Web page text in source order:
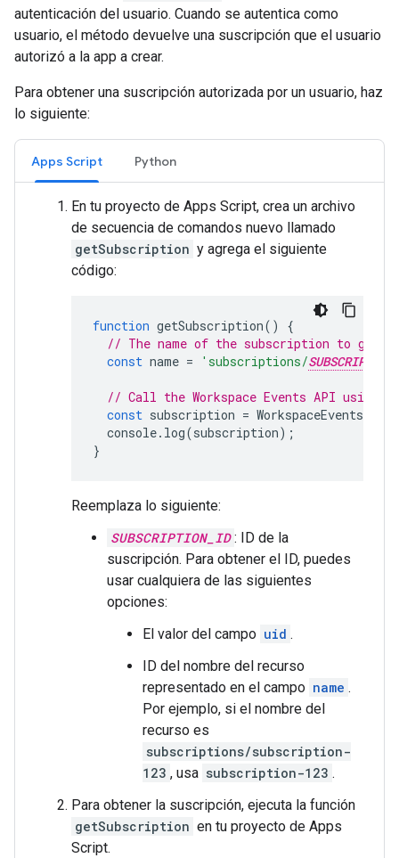
autenticación del usuario. Cuando se autentica como
usuario, el método devuelve una suscripción que el usuario
autorizó a la app a crear.
Para obtener una suscripción autorizada por un usuario, haz
lo siguiente:
Apps Script Python
En tu proyecto de Apps Script, crea un archivo
de secuencia de comandos nuevo llamado
getSubscription y agrega el siguiente
código:
function getSubscription()
{
// The name of the subscription to get.
const name = 'subscriptions/
// Call the Workspace Events API using
const subscription = WorkspaceEvents
console. log(subscription);
}
Reemplaza lo siguiente:
SUBSCRIPTION_ID : ID de la
suscripción. Para obtener el ID, puedes
usar cualquiera de las siguientes
opciones:
El valor del campo uid .
ID del nombre del recurso
representado en el campo name .
Por ejemplo, si el nombre del
recurso es
subscriptions/subscription-
123 , usa subscription-123 .
Para obtener la suscripción, ejecuta la función
getSubscription en tu proyecto de Apps
Script.